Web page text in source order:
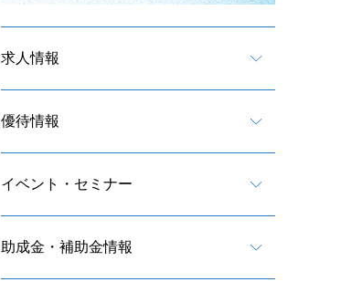
求人情報
優待情報
イベント・セミナー
助成金・補助金情報